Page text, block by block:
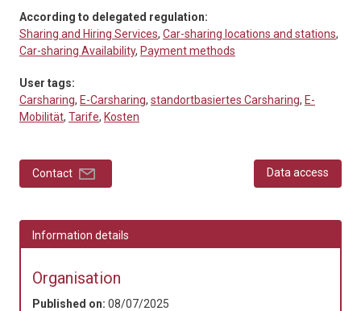
According to delegated regulation:
Sharing and Hiring Services, Car-sharing locations and stations,
Car-sharing Availability, Payment methods
User tags:
Carsharing, E-Carsharing, standortbasiertes Carsharing, E-
Mobilität, Tarife, Kosten
Contact Data access
Information details
Organisation
Published on: 08/07/2025